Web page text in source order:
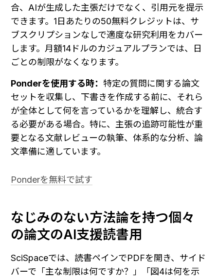
合、AIが生成した主張だけでなく、引用元を提示
できます。1日あたりの50無料クレジットは、サ
ブスクリプションなしで適度な研究利用をカバー
します。月額14ドルのカジュアルプランでは、日
ごとの制限がなくなります。
Ponderを使用する時： 特定の質問に関する論文
セットを収集し、下書きを作成する前に、それら
が全体として何を言っているかを理解し、統合す
る必要がある場合。特に、主張の追跡可能性が重
要となる文献レビューの執筆、体系的な分析、論
文準備に適しています。
Ponderを無料で試す
なじみのない方法論を持つ個々
の論文のAI支援読書用
SciSpaceでは、読書ペインでPDFを開き、サイド
バーで「主な制限は何ですか？」「図4は何を示